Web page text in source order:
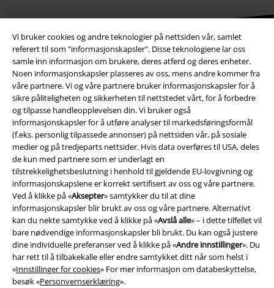
Vi bruker cookies og andre teknologier på nettsiden vår, samlet
referert til som "informasjonskapsler". Disse teknologiene lar oss
samle inn informasjon om brukere, deres atferd og deres enheter.
Noen informasjonskapsler plasseres av oss, mens andre kommer fra
våre partnere. Vi og våre partnere bruker informasjonskapsler for å
sikre påliteligheten og sikkerheten til nettstedet vårt, for å forbedre
og tilpasse handleopplevelsen din. Vi bruker også
informasjonskapsler for å utføre analyser til markedsføringsformål
(f.eks. personlig tilpassede annonser) på nettsiden vår, på sosiale
medier og på tredjeparts nettsider. Hvis data overføres til USA, deles
de kun med partnere som er underlagt en
tilstrekkelighetsbeslutning i henhold til gjeldende EU-lovgivning og
informasjonskapslene er korrekt sertifisert av oss og våre partnere.
Ved å klikke på «Aksepter» samtykker du til at dine
informasjonskapsler blir brukt av oss og våre partnere. Alternativt
kan du nekte samtykke ved å klikke på «Avslå alle» – i dette tilfellet vil
bare nødvendige informasjonskapsler bli brukt. Du kan også justere
dine individuelle preferanser ved å klikke på «Andre innstillinger». Du
har rett til å tilbakekalle eller endre samtykket ditt når som helst i
«Innstillinger for cookies» For mer informasjon om databeskyttelse,
besøk «Personvernserklæring».
Community
Betalingsmåter
Frakt